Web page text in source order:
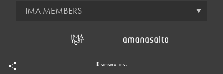
IMA MEMBERS
© amana inc.